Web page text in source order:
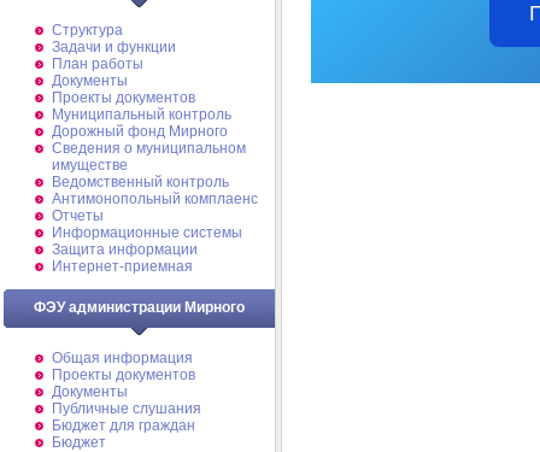
Структура
Задачи и функции
План работы
Документы
Проекты документов
Муниципальный контроль
Дорожный фонд Мирного
Cведения о муниципальном
имуществе
Ведомственный контроль
Антимонопольный комплаенс
Отчеты
Информационные системы
Защита информации
Интернет-приемная
ФЭУ администрации Мирного
Общая информация
Проекты документов
Документы
Публичные слушания
Бюджет для граждан
Бюджет